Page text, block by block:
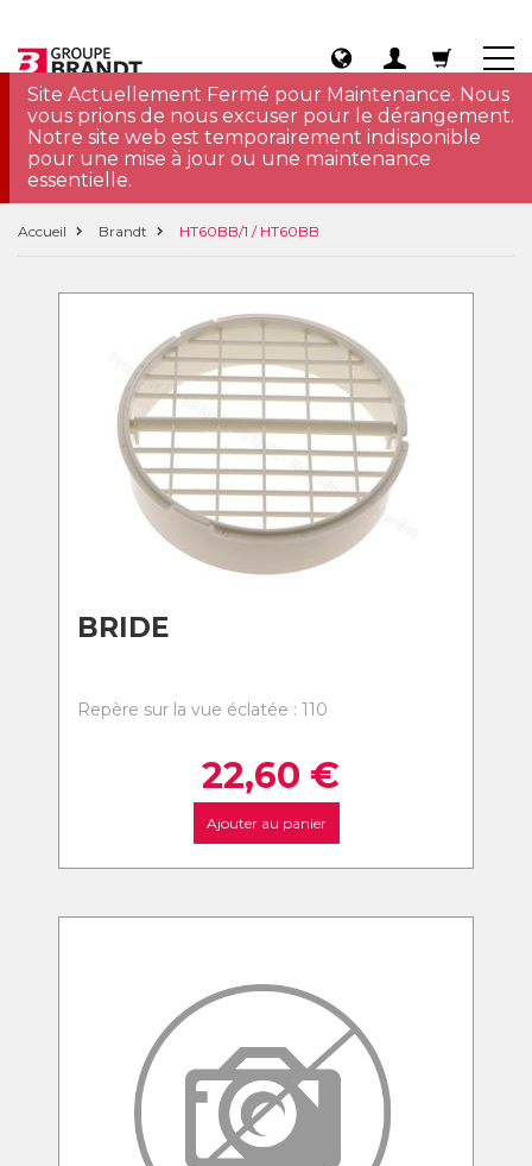
Site Actuellement Fermé pour Maintenance. Nous
vous prions de nous excuser pour le dérangement.
Notre site web est temporairement indisponible
pour une mise à jour ou une maintenance
essentielle.
Accueil Brandt HT60BB/1 / HT60BB
BRIDE
Repère sur la vue éclatée : 110
22,60 €
Ajouter au panier